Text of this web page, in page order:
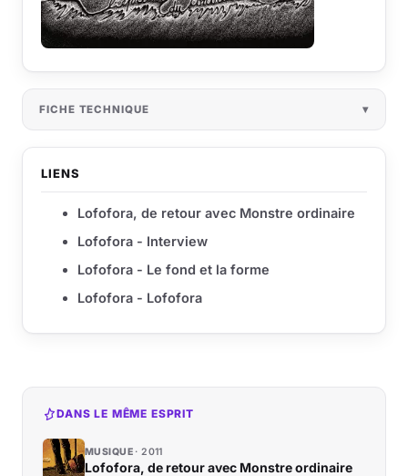
FICHE TECHNIQUE
LIENS
Lofofora, de retour avec Monstre ordinaire
Lofofora - Interview
Lofofora - Le fond et la forme
Lofofora - Lofofora
DANS LE MÊME ESPRIT
MUSIQUE 2011
Lofofora, de retour avec Monstre ordinaire